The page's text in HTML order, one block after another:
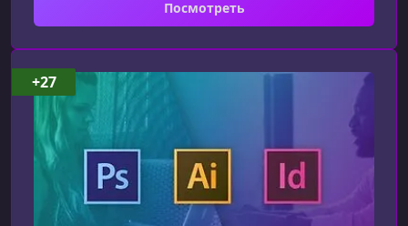
визуальные проекты без лишней теории и
по PhotoshopКурс построен таким образом,
чтобы вы могли легко начать, постепенно
увеличивая сложность задач. Подход основан
на практической работе, реальных проектах и
четких об
Посмотреть
+27